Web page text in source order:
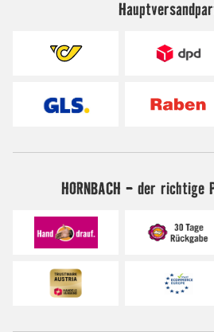
HORNBACH - der